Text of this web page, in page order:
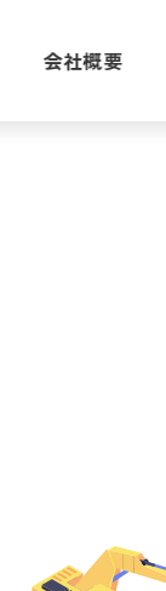
会社概要